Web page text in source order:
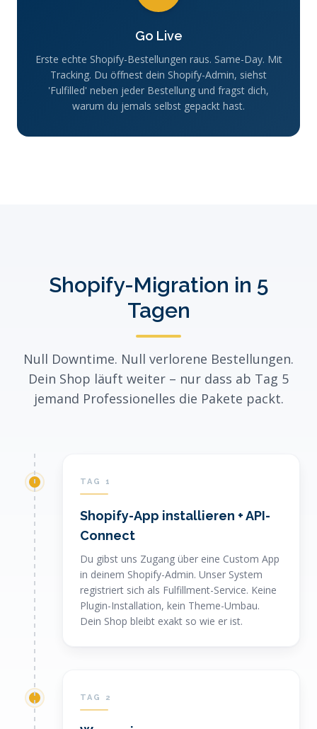
Go Live
Erste echte Shopify-Bestellungen raus. Same-Day. Mit
Tracking. Du öffnest dein Shopify-Admin, siehst
'Fulfilled' neben jeder Bestellung und fragst dich,
warum du jemals selbst gepackt hast.
Shopify-Migration in 5
Tagen
Null Downtime. Null verlorene Bestellungen.
Dein Shop läuft weiter – nur dass ab Tag 5
jemand Professionelles die Pakete packt.
TAG 1
Shopify-App installieren + API-
Connect
Du gibst uns Zugang über eine Custom App
in deinem Shopify-Admin. Unser System
registriert sich als Fulfillment-Service. Keine
Plugin-Installation, kein Theme-Umbau.
Dein Shop bleibt exakt so wie er ist.
TAG 2